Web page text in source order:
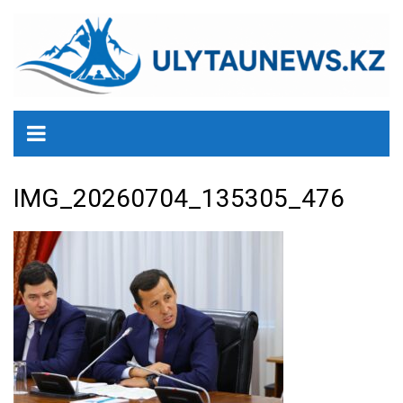
содержанию
IMG_20260704_135305_476